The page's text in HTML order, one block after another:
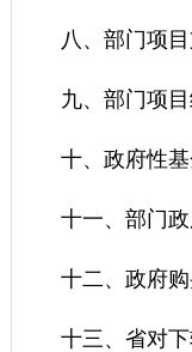
八、部门项
九、部门项
十、政府性
十一、部门
十二、政府
十三、省对